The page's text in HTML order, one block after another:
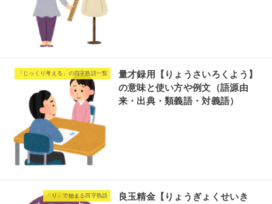
「じっくり考える」の四字熟語一覧
量才録用【りょうさいろくよう】
の意味と使い方や例文（語源由
来・出典・類義語・対義語）
「り」で始まる四字熟語
良玉精金【りょうぎょくせいき